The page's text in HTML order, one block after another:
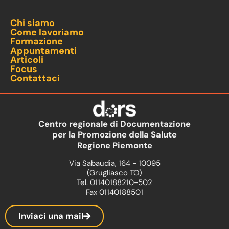
Chi siamo
Come lavoriamo
Formazione
Appuntamenti
Articoli
Focus
Contattaci
Centro regionale di Documentazione
per la Promozione della Salute
Regione Piemonte
Via Sabaudia, 164 - 10095
(Grugliasco TO)
Tel. 01140188210-502
Fax 01140188501
Inviaci una mail